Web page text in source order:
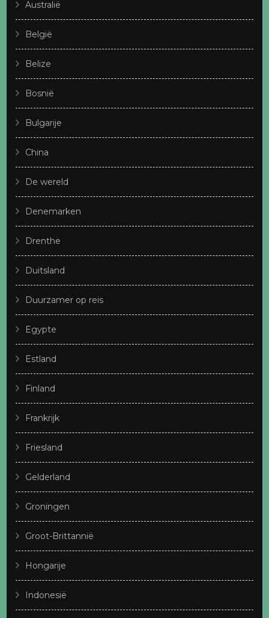
Australië
België
Belize
Bosnië
Bulgarije
China
De wereld
Denemarken
Drenthe
Duitsland
Duurzamer op reis
Egypte
Estland
Finland
Frankrijk
Friesland
Gelderland
Groningen
Groot-Brittannië
Hongarije
Indonesië